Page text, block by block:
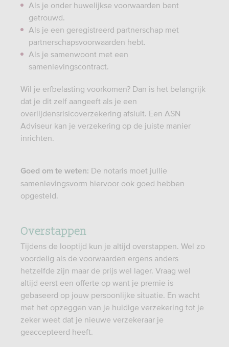
Als je onder huwelijkse voorwaarden bent
getrouwd.
Als je een geregistreerd partnerschap met
partnerschapsvoorwaarden hebt.
Als je samenwoont met een
samenlevingscontract.
Wil je erfbelasting voorkomen? Dan is het belangrijk
dat je dit zelf aangeeft als je een
overlijdensrisicoverzekering afsluit. Een ASN
Adviseur kan je verzekering op de juiste manier
inrichten.
Goed om te weten: De notaris moet jullie
samenlevingsvorm hiervoor ook goed hebben
opgesteld.
Overstappen
Tijdens de looptijd kun je altijd overstappen. Wel zo
voordelig als de voorwaarden ergens anders
hetzelfde zijn maar de prijs wel lager. Vraag wel
altijd eerst een offerte op want je premie is
gebaseerd op jouw persoonlijke situatie. En wacht
met het opzeggen van je huidige verzekering tot je
zeker weet dat je nieuwe verzekeraar je
geaccepteerd heeft.